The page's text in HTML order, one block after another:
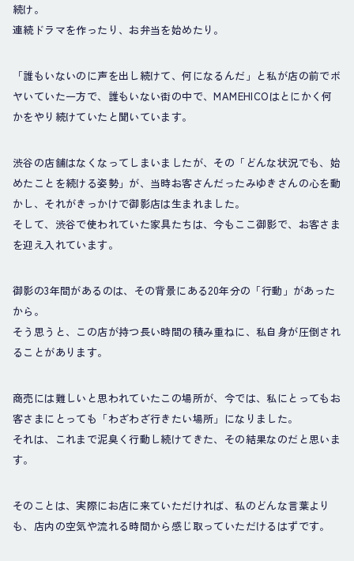
続け。
連続ドラマを作ったり、お弁当を始めたり。
「誰もいないのに声を出し続けて、何になるんだ」と私が店の前でボ
ヤいていた一方で、誰もいない街の中で、MAMEHICOはとにかく何
かをやり続けていたと聞いています。
渋谷の店舗はなくなってしまいましたが、その「どんな状況でも、始
めたことを続ける姿勢」が、当時お客さんだったみゆきさんの心を動
かし、それがきっかけで御影店は生まれました。
そして、渋谷で使われていた家具たちは、今もここ御影で、お客さま
を迎え入れています。
御影の3年間があるのは、その背景にある20年分の「行動」があった
から。
そう思うと、この店が持つ長い時間の積み重ねに、私自身が圧倒され
ることがあります。
商売には難しいと思われていたこの場所が、今では、私にとってもお
客さまにとっても「わざわざ行きたい場所」になりました。
それは、これまで泥臭く行動し続けてきた、その結果なのだと思いま
す。
そのことは、実際にお店に来ていただければ、私のどんな言葉より
も、店内の空気や流れる時間から感じ取っていただけるはずです。